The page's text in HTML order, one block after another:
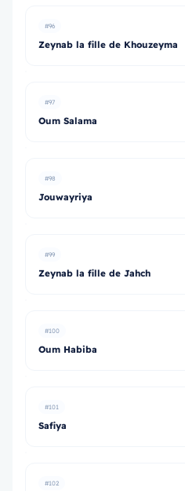
#96
Zeynab la fille de Khouzeyma
#97
Oum Salama
#98
Jouwayriya
#99
Zeynab la fille de Jahch
#100
Oum Habiba
#101
Safiya
#102